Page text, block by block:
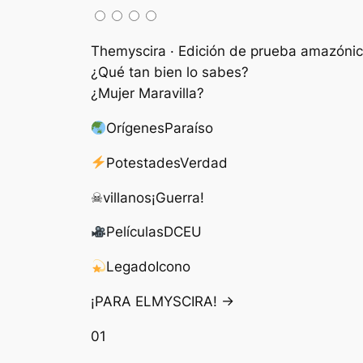
Themyscira · Edición de prueba
¿Qué tan bien lo sabes?
¿Mujer Maravilla?
OrígenesParaíso
PotestadesVerdad
☠villanos¡Guerra!
PelículasDCEU
LegadoIcono
¡PARA ELMYSCIRA! →
01